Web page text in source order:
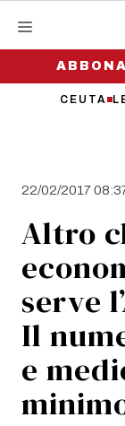
contenuto
CEUTA
22/02/2017
Altro
serve
Il
e